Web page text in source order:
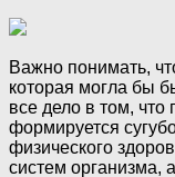
Важно понимать,
которая могла бы
все дело в том, что
формируется
физического
систем организма,